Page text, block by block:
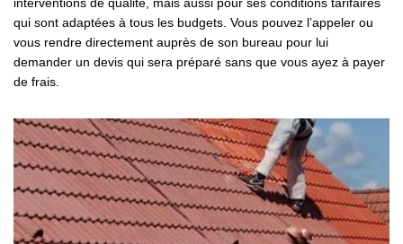
qui sont adaptées à tous les budgets. Vous pouvez l’appeler ou
vous rendre directement auprès de son bureau pour lui
demander un devis qui sera préparé sans que vous ayez à payer
de frais.